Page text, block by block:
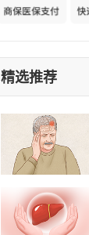
精选推荐